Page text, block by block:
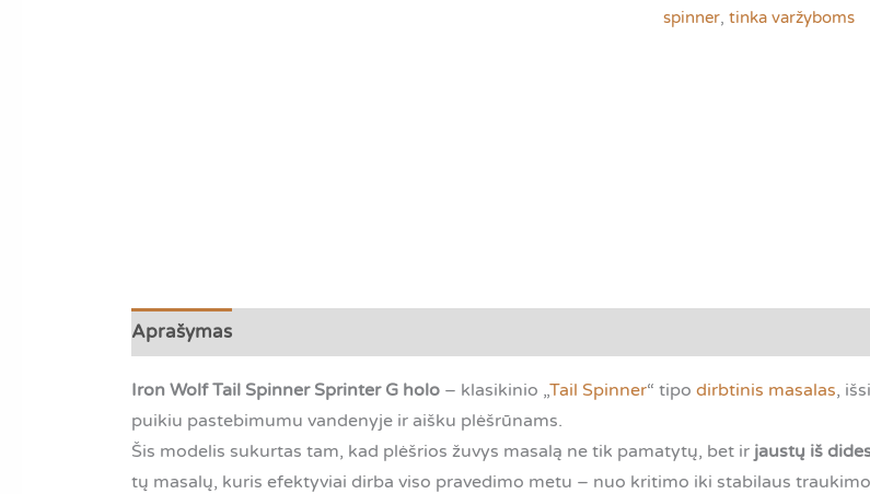
Tail
Spinner
spinner, tinka varžyboms
Aprašymas
Iron Wolf Tail Spinner Sprinter G holo – klasikinio „Tail Spinner“ tipo dirbtinis masalas,
puikiu pastebimumu vandenyje ir aišku plėšrūnams.
Šis modelis sukurtas tam, kad plėšrios žuvys masalą ne tik pamatytų, bet ir jaustų iš
tų masalų, kuris efektyviai dirba viso pravedimo metu – nuo kritimo iki stabilaus